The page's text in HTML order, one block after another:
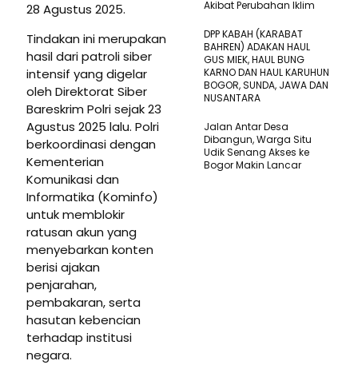
28 Agustus 2025.
Tindakan ini merupakan
hasil dari patroli siber
intensif yang digelar
oleh Direktorat Siber
Bareskrim Polri sejak 23
Agustus 2025 lalu. Polri
berkoordinasi dengan
Kementerian
Komunikasi dan
Informatika (Kominfo)
untuk memblokir
ratusan akun yang
menyebarkan konten
berisi ajakan
penjarahan,
pembakaran, serta
hasutan kebencian
terhadap institusi
negara.
Akibat Perubahan Iklim
DPP KABAH (KARABAT
BAHREN) ADAKAN HAUL
GUS MIEK, HAUL BUNG
KARNO DAN HAUL KARUHUN
BOGOR, SUNDA, JAWA DAN
NUSANTARA
Jalan Antar Desa
Dibangun, Warga Situ
Udik Senang Akses ke
Bogor Makin Lancar